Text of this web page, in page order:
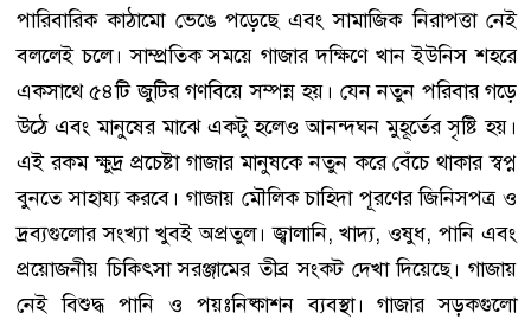
পারিবারিক কাঠামো ভেঙে পড়েছে এবং সামাজিক নিরাপত্তা নেই
বললেই চলে। সাম্প্রতিক সময়ে গাজার দক্ষিণে খান ইউনিস শহরে
একসাথে ৫৪টি জুটির গণবিয়ে সম্পন্ন হয়। যেন নতুন পরিবার গড়ে
উঠে এবং মানুষের মাঝে একটু হলেও আনন্দঘন মুহূর্তের সৃষ্টি হয়।
এই রকম ক্ষুদ্র প্রচেষ্টা গাজার মানুষকে নতুন করে বেঁচে থাকার স্বপ্ন
বুনতে সাহায্য করবে। গাজায় মৌলিক চাহিদা পূরণের জিনিসপত্র ও
দ্রব্যগুলোর সংখ্যা খুবই অপ্রতুল। জ্বালানি, খাদ্য, ওষুধ, পানি এবং
প্রয়োজনীয় চিকিৎসা সরঞ্জামের তীব্র সংকট দেখা দিয়েছে। গাজায়
নেই বিশুদ্ধ পানি ও পয়ঃনিষ্কাশন ব্যবস্থা। গাজার সড়কগুলো